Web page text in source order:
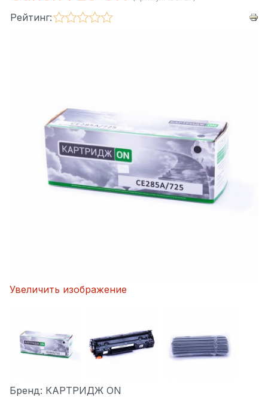
Рейтинг:
Увеличить изображение
Бренд: КАРТРИДЖ ON